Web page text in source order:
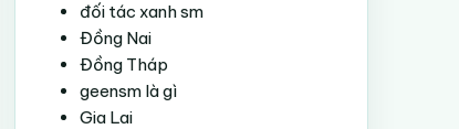
đối tác xanh sm
Đồng Nai
Đồng Tháp
geensm là gì
Gia Lai